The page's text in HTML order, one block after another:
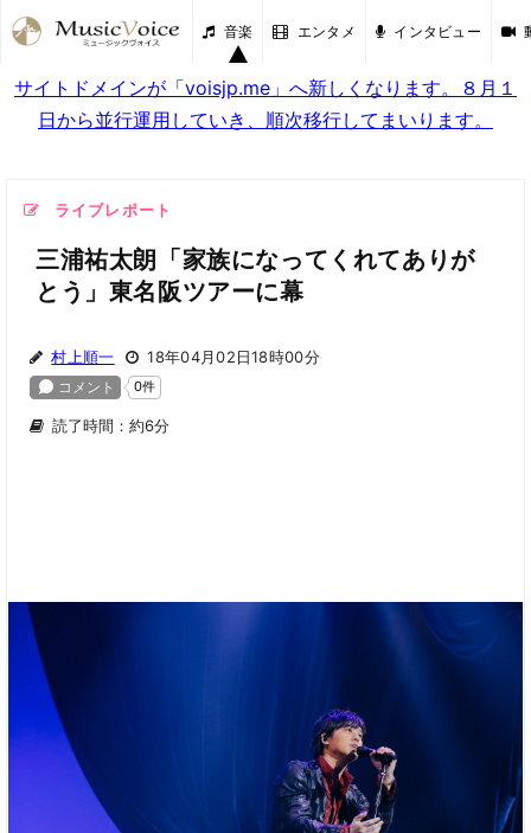
音楽 エンタメ インタビュー
サイトドメインが「voisjp.me」へ新しくなります。８月１
日から並行運用していき、順次移行してまいります。
ライブレポート
三浦祐太朗「家族になってくれてありが
とう」東名阪ツアーに幕
村上順一 18年04月02日18時00分
読了時間：約6分